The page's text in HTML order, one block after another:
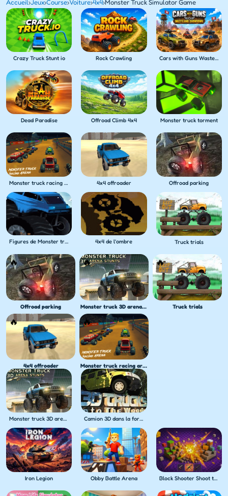
Accueil›Jeux›Course›Voiture›4x4›Monster Truck Simulator Game
Crazy Truck Stunt io Rock Crawling Cars with Guns Wasteland Showdown
Dead Paradise Offroad Climb 4x4 Monster truck torment
Monster truck racing arena 4x4 offroader Offroad parking
Figures de Monster truck 4x4 de l'ombre Truck trials
Offroad parking Monster truck 3D arena stunts Truck trials
4x4 offroader Monster truck racing arena
Monster truck 3D arena stunts Camion 3D dans la foret
Iron Legion Obby Battle Arena Block Shooter Shoot the Blocks!